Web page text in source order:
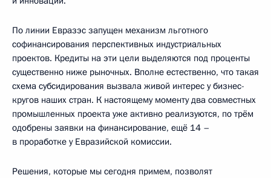
По линии Евразэс запущен механизм льготного
софинансирования перспективных индустриальных
проектов. Кредиты на эти цели выделяются под проценты
существенно ниже рыночных. Вполне естественно, что такая
схема субсидирования вызвала живой интерес у бизнес-
кругов наших стран. К настоящему моменту два совместных
промышленных проекта уже активно реализуются, по трём
одобрены заявки на финансирование, ещё 14 –
в проработке у Евразийской комиссии.
Решения, которые мы сегодня примем, позволят